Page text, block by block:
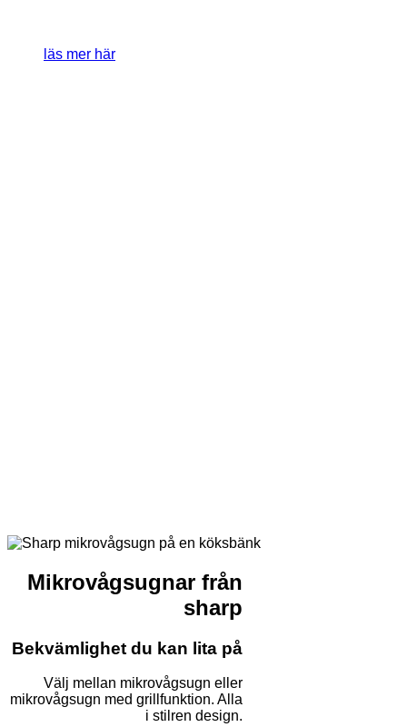
läs mer här
Mikrovågsugnar från
sharp
Bekvämlighet du kan lita på
Välj mellan mikrovågsugn eller
mikrovågsugn med grillfunktion. Alla
i stilren design.